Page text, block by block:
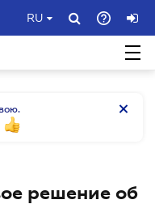
RU
решение об